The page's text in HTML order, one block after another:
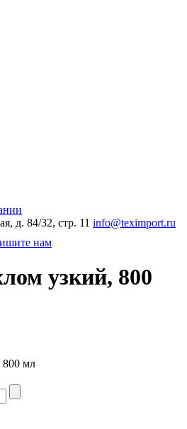
д. 84/32, стр. 11 info@teximport.ru
нам
узкий, 800
800 мл